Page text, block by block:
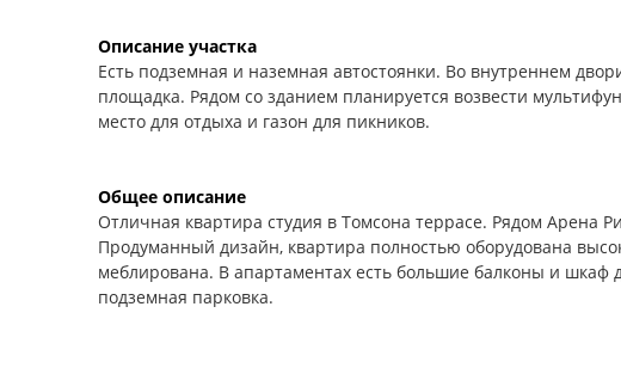
Описание участка
Есть подземная и наземная автостоянки. Во внутреннем
площадка. Рядом со зданием планируется возвести
место для отдыха и газон для пикников.
Общее описание
Отличная квартира студия в Томсона террасе. Рядом Арена
Продуманный дизайн, квартира полностью оборудована
меблирована. В апартаментах есть большие балконы и шкаф
подземная парковка.